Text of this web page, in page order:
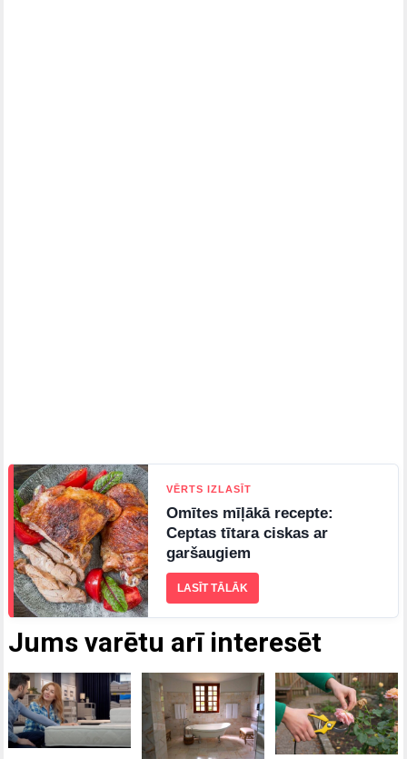
Jums varētu arī interesēt
VĒRTS IZLASĪT
Omītes mīļākā recepte:
Ceptas tītara ciskas ar
garšaugiem
LASĪT TĀLĀK